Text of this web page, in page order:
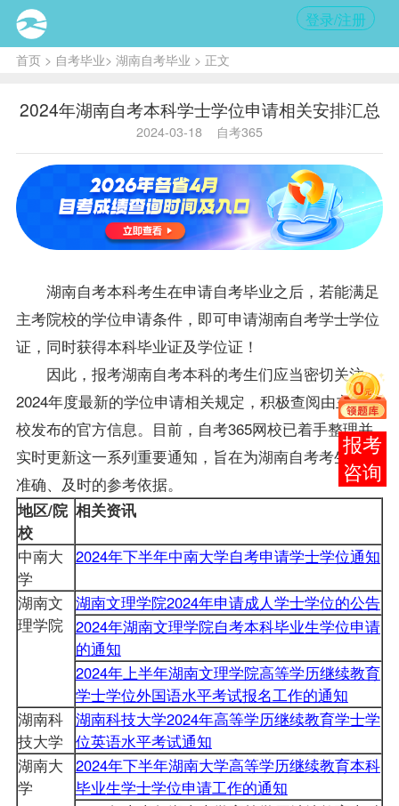
登录/注册
首页> 自考毕业> 湖南自考毕业 > 正文
2024年湖南自考本科学士学位申请相关安排汇总
2024-03-18 自考365
湖南自考本科考生在申请自考毕业之后，若能满足
主考院校的学位申请条件，即可申请湖南自考学士学位
证，同时获得本科毕业证及学位证！
因此，报考湖南自考本科的考生们应当密切关注
2024年度最新的学位申请相关规定，积极查阅由主考院
校发布的官方信息。目前，自考365网校已着手整理并
实时更新这一系列重要通知，旨在为湖南自考考生提供
准确、及时的参考依据。
地区/院
校
相关资讯
中南大
学
2024年下半年中南大学自考申请学士学位通知
湖南文
理学院
湖南文理学院2024年申请成人学士学位的公告
2024年湖南文理学院自考本科毕业生学位申请
的通知
2024年上半年湖南文理学院高等学历继续教育
学士学位外国语水平考试报名工作的通知
湖南科
技大学
湖南科技大学2024年高等学历继续教育学士学
位英语水平考试通知
湖南大
学
2024年下半年湖南大学高等学历继续教育本科
毕业生学士学位申请工作的通知
在线
客服